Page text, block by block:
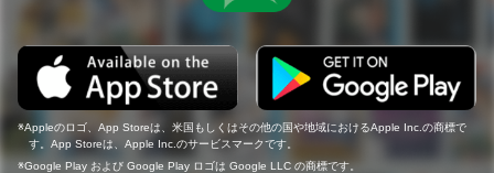
Appleのロゴ、App Storeは、米国もしくはその他の国や地域におけるApple Inc.の商標で
す。App Storeは、Apple Inc.のサービスマークです。
Google Play および Google Play ロゴは Google LLC の商標です。